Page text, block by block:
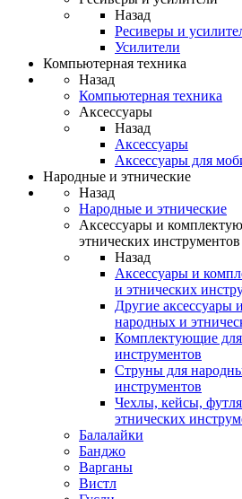
Назад
Ресиверы и
Усилители
Компьютерная техника
Назад
Компьютерная техника
Аксессуары
Назад
Аксессуары
Аксессуары для
Народные и этнические
Назад
Народные и этнические
Аксессуары и
этнических инструментов
Назад
Аксессуары и
и этнических
Другие аксессуары
народных и
Комплектующие
инструментов
Струны для
инструментов
Чехлы, кейсы,
этнических
Балалайки
Банджо
Варганы
Вистл